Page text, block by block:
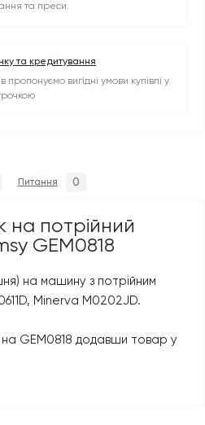
та преси.
та кредитування
пропонуємо вигідні умови купівлі у
Питання 0
на потрійний
GEM0818
на машину з потрійним
Minerva M0202JD.
GEM0818 додавши товар у